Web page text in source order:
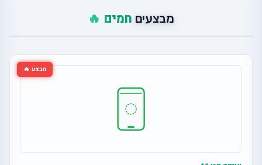
מבצעים חמים 🔥
מבצע 🔥